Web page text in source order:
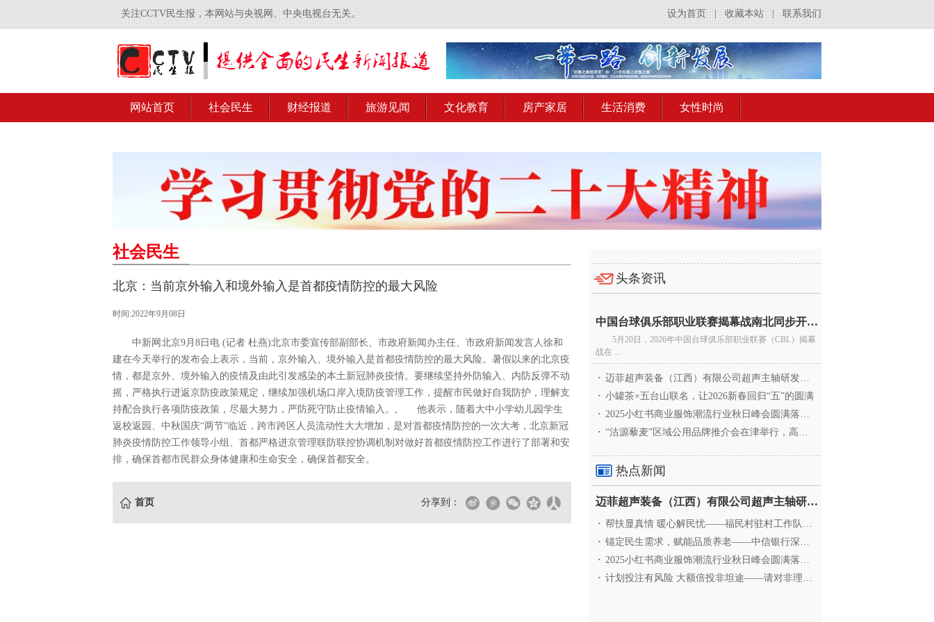
关注CCTV民生报，本网站与央视网、中央电视台无关。 联系我们
收藏本站
设为首页
网站首页 社会民生 财经报道 旅游见闻 文化教育 房产家居 生活消费 女性时尚
社会民生
北京：当前京外输入和境外输入是首都疫情防控的最大风险
时间:2022年9月08日
中新网北京9月8日电 (记者 杜燕)北京市委宣传部副部长、市政府新闻办主任、市政府新闻发言人徐和
建在今天举行的发布会上表示，当前，京外输入、境外输入是首都疫情防控的最大风险。暑假以来的北京疫
情，都是京外、境外输入的疫情及由此引发感染的本土新冠肺炎疫情。要继续坚持外防输入、内防反弹不动
摇，严格执行进返京防疫政策规定，继续加强机场口岸入境防疫管理工作，提醒市民做好自我防护，理解支
持配合执行各项防疫政策，尽最大努力，严防死守防止疫情输入。, 他表示，随着大中小学幼儿园学生
返校返园、中秋国庆“两节”临近，跨市跨区人员流动性大大增加，是对首都疫情防控的一次大考，北京新冠
肺炎疫情防控工作领导小组、首都严格进京管理联防联控协调机制对做好首都疫情防控工作进行了部署和安
排，确保首都市民群众身体健康和生命安全，确保首都安全。
首页 分享到：
头条资讯
中国台球俱乐部职业联赛揭幕战南北同步开杆 首届CBL
5月20日，2026年中国台球俱乐部职业联赛（CBL）揭幕
战在 ...
· 迈菲超声装备（江西）有限公司超声主轴研发和生产项
· 小罐茶×五台山联名，让2026新春回归“五”的圆满
· 2025小红书商业服饰潮流行业秋日峰会圆满落幕，携手
· “沽源藜麦”区域公用品牌推介会在津举行，高蛋白产业
热点新闻
迈菲超声装备（江西）有限公司超声主轴研发和生产项
· 帮扶显真情 暖心解民忧——福民村驻村工作队与村委心系
· 锚定民生需求，赋能品质养老——中信银行深圳分行养老
· 2025小红书商业服饰潮流行业秋日峰会圆满落幕，携手
· 计划投注有风险 大额倍投非坦途——请对非理性购彩说“